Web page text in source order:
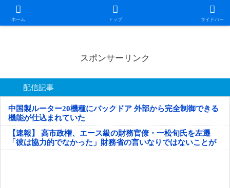
ホーム トップ サイドバー
日本第一！ニュース録
スポンサーリンク
配信記事
中国製ルーター20機種にバックドア 外部から完全制御できる
機能が仕込まれていた
【速報】 高市政権、エース級の財務官僚・一松旬氏を左遷
「彼は協力的でなかった」財務省の言いなりではないことが
判明